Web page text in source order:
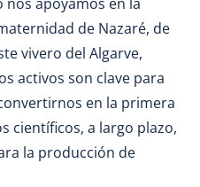
de Nazaré, de
vivero del Algarve,
activos son clave para
en la primera
científicos, a largo plazo,
la producción de